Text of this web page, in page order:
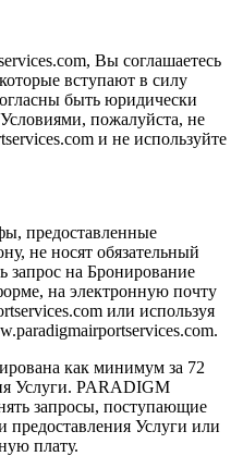
​​Вы соглашаетесь
вступают в силу
быть юридически
пожалуйста, не
и не используйте
предоставленные
не носят обязательный
запрос на Бронирование
на электронную почту
или используя
как минимум за 72
Услуги. PARADIGM
запросы, поступающие
предоставления Услуги или
плату.